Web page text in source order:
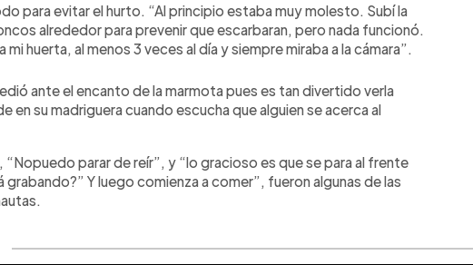
para evitar el hurto. “Al principio estaba muy molesto. Subí la
alrededor para prevenir que escarbaran, pero nada funcionó.
huerta, al menos 3 veces al día y siempre miraba a la cámara”.
ante el encanto de la marmota pues es tan divertido verla
en su madriguera cuando escucha que alguien se acerca al
“Nopuedo parar de reír”, y “lo gracioso es que se para al frente
grabando?” Y luego comienza a comer”, fueron algunas de las